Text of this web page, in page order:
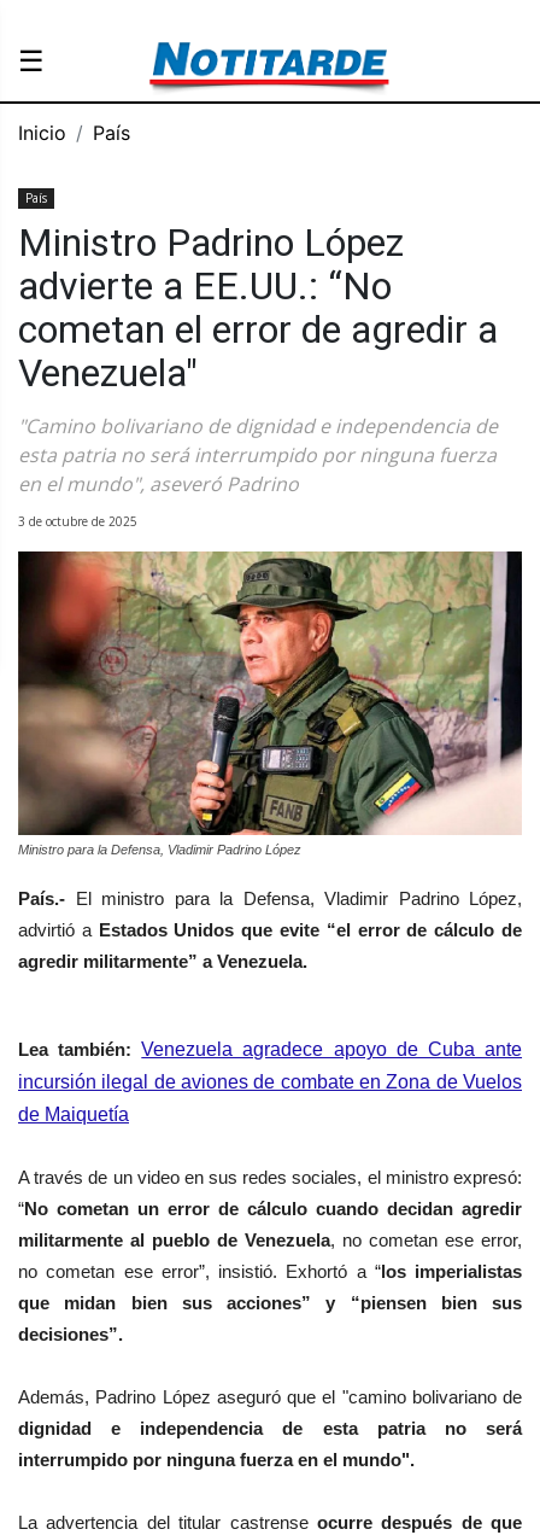
☰
Inicio País
País
Ministro Padrino López
advierte a EE.UU.: “No
cometan el error de agredir a
Venezuela"
"Camino bolivariano de dignidad e independencia de
esta patria no será interrumpido por ninguna fuerza
en el mundo", aseveró Padrino
3 de octubre de 2025
Ministro para la Defensa, Vladimir Padrino López
País.- El ministro para la Defensa, Vladimir Padrino López,
advirtió aEstados Unidos que evite “el error de cálculo de
agredir militarmente” a Venezuela.
Leatambién:Venezuela agradece apoyo de Cuba ante
incursión ilegal de aviones de combate en Zona de Vuelos
de Maiquetía
A través de un video en sus redes sociales, el ministro expresó:
“No cometan un error de cálculo cuando decidan agredir
militarmente al pueblo de Venezuela, no cometan ese error,
no cometan ese error”, insistió. Exhortó a “los imperialistas
que midan bien sus acciones” y “piensen bien sus
decisiones”.
Además, Padrino López aseguró que el "camino bolivariano de
dignidad e independencia de esta patria no será
interrumpido por ninguna fuerza en el mundo".
La advertencia del titular castrense ocurre después de que